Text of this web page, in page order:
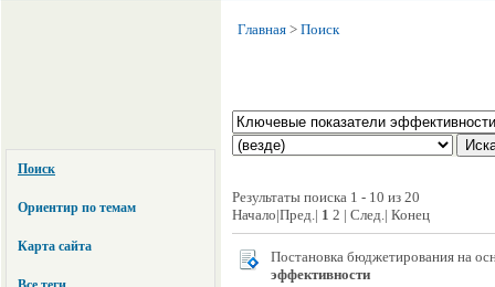
Поиск
Ориентир по темам
Карта сайта
Главная > Поиск
Результаты поиска 1 - 10 из 20
Начало|Пред.| 1 2 | След.| Конец
Постановка бюджетирования на
эффективности